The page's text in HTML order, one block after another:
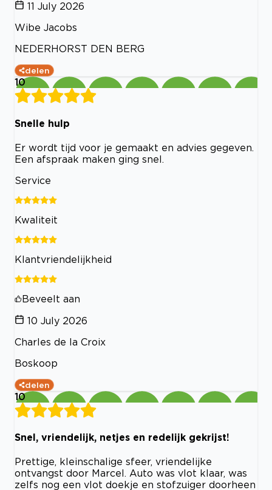
11 July 2026
Wibe Jacobs
NEDERHORST DEN BERG
delen
10
Snelle hulp
Er wordt tijd voor je gemaakt en advies gegeven.
Een afspraak maken ging snel.
Service
Kwaliteit
Klantvriendelijkheid
Beveelt aan
10 July 2026
Charles de la Croix
Boskoop
delen
10
Snel, vriendelijk, netjes en redelijk gekrijst!
Prettige, kleinschalige sfeer, vriendelijke
ontvangst door Marcel. Auto was vlot klaar, was
zelfs nog een vlot doekje en stofzuiger doorheen